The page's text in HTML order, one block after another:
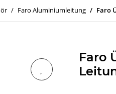
Faro Aluminiumleitung Faro
Faro